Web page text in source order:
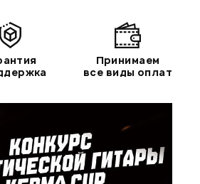
Принимаем
все виды оплат